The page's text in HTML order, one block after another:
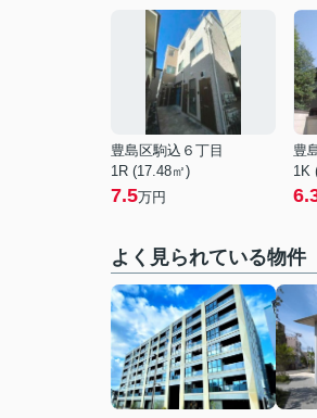
豊島区駒込６丁目
1R (17.48㎡)
7.5万円
豊
1K
よく見られている物件